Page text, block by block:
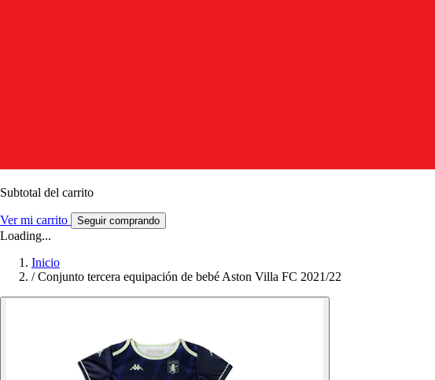
Subtotal del carrito
Ver mi carrito Seguir comprando
Loading...
Inicio
/ Conjunto tercera equipación de bebé Aston Villa FC 2021/22